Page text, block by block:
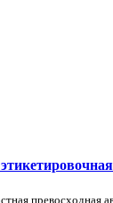
превосходная